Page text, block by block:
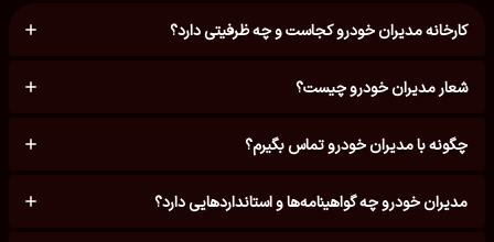
کارخانه مدیران خودرو کجاست و چه ظرفیتی دارد؟
شعار مدیران خودرو چیست؟
چگونه با مدیران خودرو تماس بگیرم؟
مدیران خودرو چه گواهینامه‌ها و استانداردهایی دارد؟